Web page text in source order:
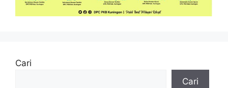
Cari
Cari